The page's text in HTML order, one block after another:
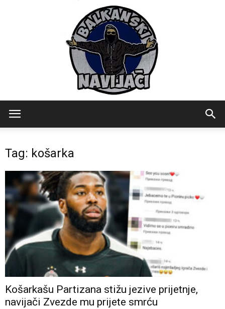
Tag: košarka
Košarkašu Partizana stižu jezive prijetnje,
navijači Zvezde mu prijete smrću